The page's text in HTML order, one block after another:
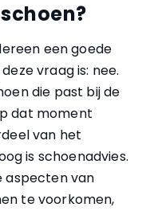
een goede
vraag is: nee.
die past bij de
dat moment
van het
is schoenadvies.
aspecten van
te voorkomen,